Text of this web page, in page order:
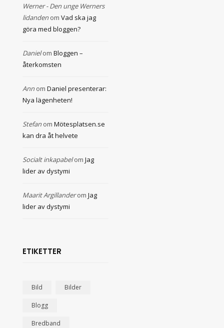
Werner - Den unge Werners
lidanden om Vad ska jag
göra med bloggen?
Danielom Bloggen –
återkomsten
Ann om Daniel presenterar:
Nya lägenheten!
Stefan om Mötesplatsen.se
kan dra åt helvete
Socialt inkapabelom Jag
lider av dystymi
Maarit Argillanderom Jag
lider av dystymi
ETIKETTER
Bild Bilder
Blogg
Bredband